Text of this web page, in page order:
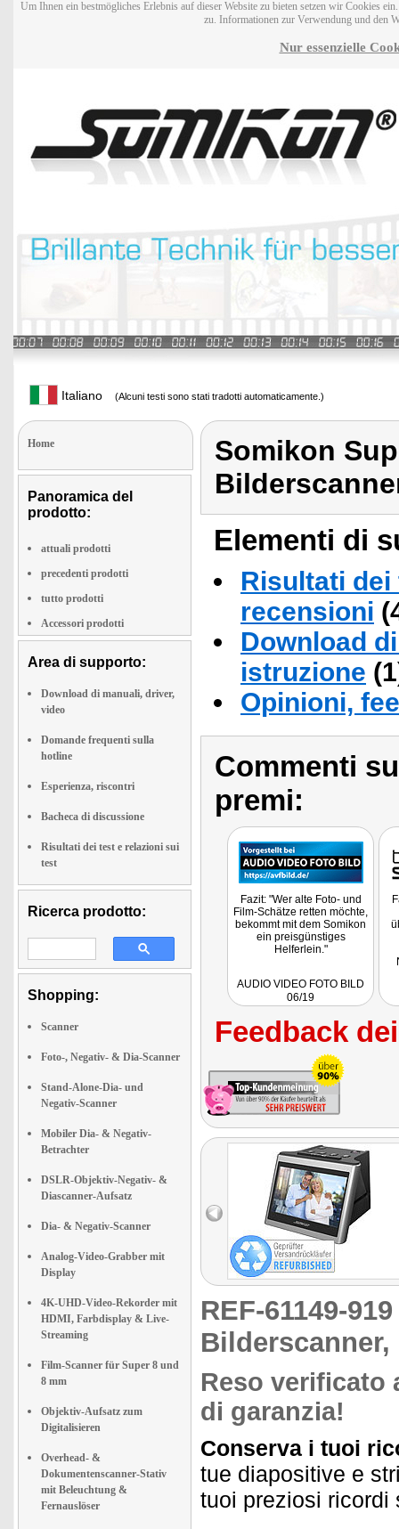
Um Ihnen ein bestmögliches Erlebnis auf dieser Website zu bieten setzen wir Cookies
zu. Informationen zur Verwendung und den
Nur essenzielle
Italiano (Alcuni testi sono stati tradotti automaticamente.)
Home
Panoramica del
prodotto:
attuali prodotti
precedenti prodotti
tutto prodotti
Accessori prodotti
Area di supporto:
Download di manuali, driver,
video
Domande frequenti sulla
hotline
Esperienza, riscontri
Bacheca di discussione
Risultati dei test e relazioni sui
test
Ricerca prodotto:
Shopping:
Scanner
Foto-, Negativ- & Dia-Scanner
Stand-Alone-Dia- und
Negativ-Scanner
Mobiler Dia- & Negativ-
Betrachter
DSLR-Objektiv-Negativ- &
Diascanner-Aufsatz
Dia- & Negativ-Scanner
Analog-Video-Grabber mit
Display
4K-UHD-Video-Rekorder mit
HDMI, Farbdisplay & Live-
Streaming
Film-Scanner für Super 8 und
8 mm
Objektiv-Aufsatz zum
Digitalisieren
Overhead- &
Dokumentenscanner-Stativ
mit Beleuchtung &
Fernauslöser
Somikon
Elementi di
Risultati
recensioni
Download
istruzione
Opinioni,
Commenti
premi:
Fazit: "Wer alte Foto- und
Film-Schätze retten möchte,
bekommt mit dem Somikon
ein preisgünstiges
Helferlein."
AUDIO VIDEO FOTO BILD
06/19
Feedback
REF-61149-
Reso verificato
di garanzia!
Conserva i tuoi
tue diapositive e
tuoi preziosi ricordi